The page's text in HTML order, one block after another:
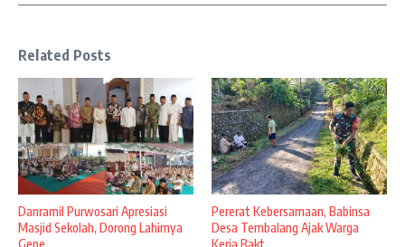
Related Posts
Danramil Purwosari Apresiasi
Masjid Sekolah, Dorong Lahirnya
Gene ...
Pererat Kebersamaan, Babinsa
Desa Tembalang Ajak Warga
Kerja Bakt ...